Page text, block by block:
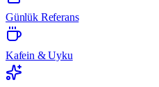
Günlük Referans
Kafein & Uyku